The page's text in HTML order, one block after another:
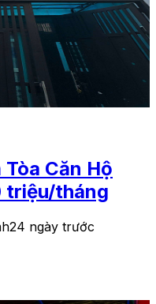
Tòa Căn Hộ
triệu/tháng
24 ngày trước